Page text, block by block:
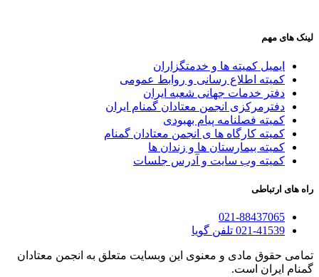
لینک های مهم
ایمیل کمیته ها و خدمتگزاران
کميته اطلاع رسانی و روابط عمومی
دفتر خدمات جهانی شعبه ايران
دفترمرکزی انجمن معتادان گمنام ایران
کمیته فصلنامه پیام بهبودی
کمیته کارگاه ها ی انجمن معتادان گمنام
کمیته بیمارستان ها و زندان ها
کمیته وب سایت و آدرس جلسات
راه های ارتباطی
021-88437065
021-41539 تلفن گویا
تمامی حقوق مادی و معنوی این وبسایت متعلق به انجمن معتادان
گمنام ایران است.